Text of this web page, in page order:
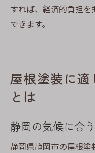
すれば、経済的負担
できます。
屋根塗装に
とは
静岡の気候に合
静岡県静岡市の屋根